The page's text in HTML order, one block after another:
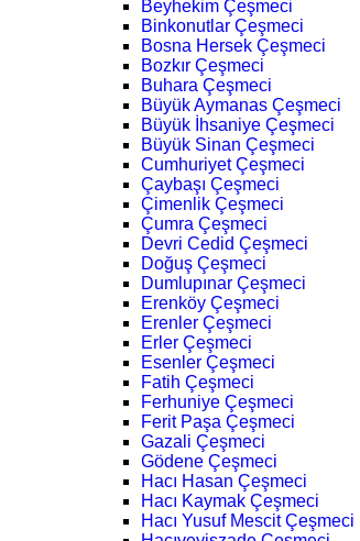
Beyhekim Çeşmeci
Binkonutlar Çeşmeci
Bosna Hersek Çeşmeci
Bozkır Çeşmeci
Buhara Çeşmeci
Büyük Aymanas Çeşmeci
Büyük İhsaniye Çeşmeci
Büyük Sinan Çeşmeci
Cumhuriyet Çeşmeci
Çaybaşı Çeşmeci
Çimenlik Çeşmeci
Çumra Çeşmeci
Devri Cedid Çeşmeci
Doğuş Çeşmeci
Dumlupınar Çeşmeci
Erenköy Çeşmeci
Erenler Çeşmeci
Erler Çeşmeci
Esenler Çeşmeci
Fatih Çeşmeci
Ferhuniye Çeşmeci
Ferit Paşa Çeşmeci
Gazali Çeşmeci
Gödene Çeşmeci
Hacı Hasan Çeşmeci
Hacı Kaymak Çeşmeci
Hacı Yusuf Mescit Çeşmeci